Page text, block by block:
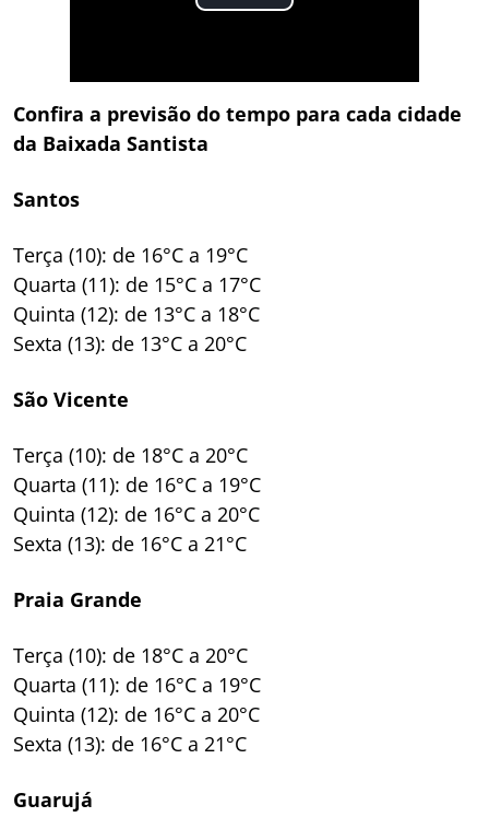
Confira a previsão do tempo para cada cidade
da Baixada Santista
Santos
Terça (10): de 16°C a 19°C
Quarta (11): de 15°C a 17°C
Quinta (12): de 13°C a 18°C
Sexta (13): de 13°C a 20°C
São Vicente
Terça (10): de 18°C a 20°C
Quarta (11): de 16°C a 19°C
Quinta (12): de 16°C a 20°C
Sexta (13): de 16°C a 21°C
Praia Grande
Terça (10): de 18°C a 20°C
Quarta (11): de 16°C a 19°C
Quinta (12): de 16°C a 20°C
Sexta (13): de 16°C a 21°C
Guarujá